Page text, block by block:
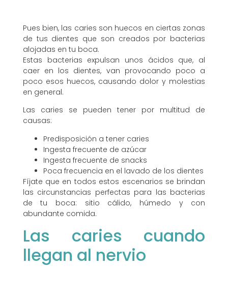
Pues bien, las caries son huecos en ciertas zonas
de tus dientes que son creados por bacterias
alojadas en tu boca.
Estas bacterias expulsan unos ácidos que, al
caer en los dientes, van provocando poco a
poco esos huecos, causando dolor y molestias
en general.
Las caries se pueden tener por multitud de
causas:
Predisposición a tener caries
Ingesta frecuente de azúcar
Ingesta frecuente de snacks
Poca frecuencia en el lavado de los dientes
Fíjate que en todos estos escenarios se brindan
las circunstancias perfectas para las bacterias
de tu boca: sitio cálido, húmedo y con
abundante comida.
Las caries cuando
llegan al nervio